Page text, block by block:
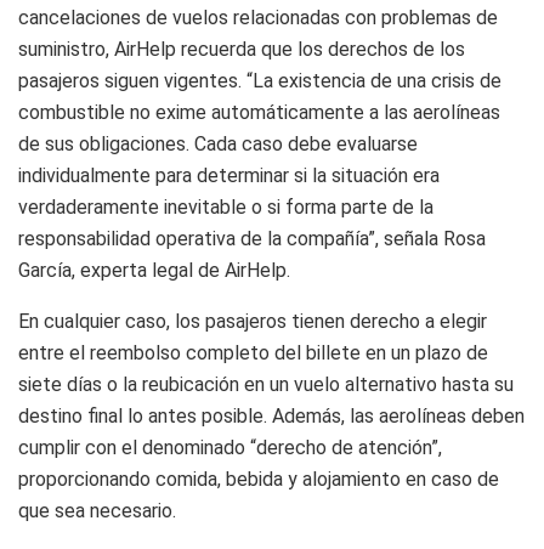
cancelaciones de vuelos relacionadas con problemas de
suministro, AirHelp recuerda que los derechos de los
pasajeros siguen vigentes. “La existencia de una crisis de
combustible no exime automáticamente a las aerolíneas
de sus obligaciones. Cada caso debe evaluarse
individualmente para determinar si la situación era
verdaderamente inevitable o si forma parte de la
responsabilidad operativa de la compañía”, señala Rosa
García, experta legal de AirHelp.
En cualquier caso, los pasajeros tienen derecho a elegir
entre el reembolso completo del billete en un plazo de
siete días o la reubicación en un vuelo alternativo hasta su
destino final lo antes posible. Además, las aerolíneas deben
cumplir con el denominado “derecho de atención”,
proporcionando comida, bebida y alojamiento en caso de
que sea necesario.